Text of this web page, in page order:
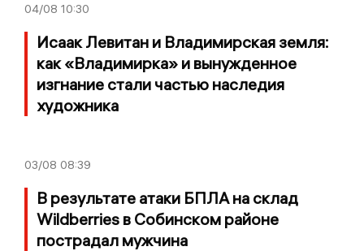
04/08 10:30
Исаак Левитан и Владимирская земля:
как «Владимирка» и вынужденное
изгнание стали частью наследия
художника
03/08 08:39
В результате атаки БПЛА на склад
Wildberries в Собинском районе
пострадал мужчина